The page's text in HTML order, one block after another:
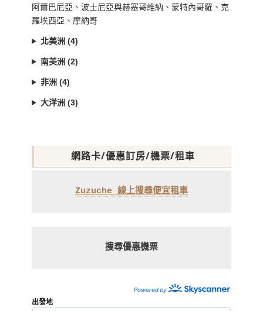
阿爾巴尼亞、波士尼亞與赫塞哥維納、蒙特內哥羅、克
羅埃西亞、摩納哥
北美洲 (4)
南美洲 (2)
非洲 (4)
大洋洲 (3)
網路卡/優惠訂房/機票/租車
Zuzuche 線上搜尋便宜租車
搜尋優惠機票